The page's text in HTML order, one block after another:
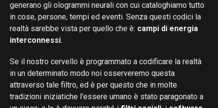
generano gli ologrammi neurali con cui cataloghiamo tutto
in cose, persone, tempi ed eventi. Senza questi codici la
realtà sarebbe vista per quello che è: campi di energia
interconnessi.
Se il nostro cervello è programmato a codificare la realtà
in un determinato modo noi osserveremo questa
attraverso tale filtro, ed è per questo che in molte
tradizioni iniziatiche l’essere umano è stato paragonato a